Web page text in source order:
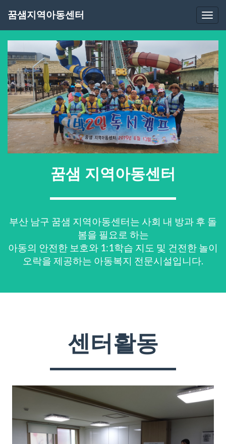
꿈샘지역아동센터
꿈샘 지역아동센터
부산 남구 꿈샘 지역아동센터는 사회 내 방과 후 돌
봄을 필요로 하는
아동의 안전한 보호와 1:1학습 지도 및 건전한 놀이
오락을 제공하는 아동복지 전문시설입니다.
센터활동